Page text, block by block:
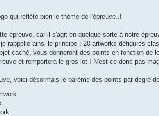
qui reflète bien le thème de l'épreuve..!
épreuve, car il s'agit en quelque sorte à notre
rappelle ainsi le principe : 20 artworks défigurés
caché, vous donneront des points en fonction
et remportera le gros lot ! N'est-ce donc pas
voici désormais le barème des points par degré